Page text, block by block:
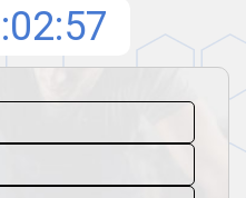
02 55